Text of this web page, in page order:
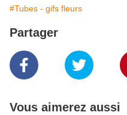
#Tubes - gifs fleurs
Partager
Vous aimerez aussi